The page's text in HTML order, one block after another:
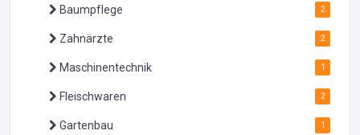
Baumpflege 2
Zahnärzte 2
Maschinentechnik 1
Fleischwaren 2
Gartenbau 1